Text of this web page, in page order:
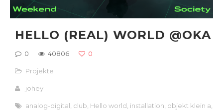
HELLO (REAL) WORLD @OKA
0 40806 0
Projekte
johey
analog-digital club Hello world installation objekt klein a